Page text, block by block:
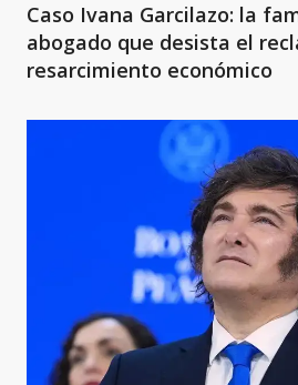
Caso Ivana Garcilazo: la
abogado que desista el
resarcimiento económico